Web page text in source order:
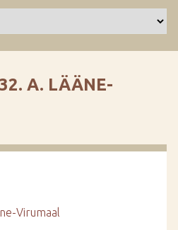
A. LÄÄNE-
Virumaal